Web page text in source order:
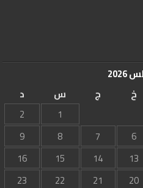
خ ج س
د
1
2
6
7
8
9
13
14
15
16
20
21
22
23